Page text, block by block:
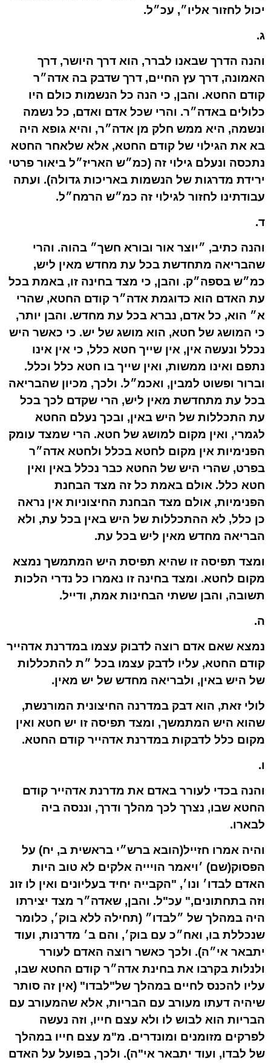
יכול לחזור אליו״, עכ״ל.
ג.
והנה הדרך שבאנו לברר, הוא דרך היושר, דרך
האמונה, דרך עץ החיים, דרך שדבק בה אדה״ר
קודם החטא. והבן, כי הנה כל הנשמות כולם היו
כלולים באדה״ר. והרי שכל אדם ואדם, כל נשמה
ונשמה, היא ממש חלק מן אדה״ר, והיא גופא היה
בא את הגילוי של קודם החטא, אלא שלאחר החטא
נתכסה ונעלם גילוי זה (כמ״ש האריז״ל ביאור פרטי
ירידת מדרגות של הנשמות באריכות גדולה). ועתה
עבודתינו לחזור לגילוי זה כמ״ש הרמח״ל.
ד.
והנה כתיב, ״יוצר אור ובורא חשך״ בהוה. והרי
שהבריאה מתחדשת בכל עת מחדש מאין ליש,
כמ״ש בספה״ק. והבן, כי מצד בחינה זו, באמת בכל
עת האדם הוא כדוגמת אדה״ר קודם החטא, שהרי
א״ הוא, כל אדם, נברא בכל עת מחדש. והבן יותר,
כי המושג של חטא, הוא מושג של יש. כי כאשר היש
נכלל ונעשה אין, אין שייך חטא כלל, כי אין אינו
נתפם ואינו ממשות, ואין שייך בו חטא כלל וכלל.
וברור ופשוט למבין, ואכמ״ל. ולכך, מכיון שהבריאה
בכל עת מתחדשת מאין ליש, הרי שקדם לכך בכל
עת התכללות של היש באין, ובכך נעלם החטא
לגמרי, ואין מקום למושג של חטא. הרי שמצד עומק
הפנימיות אין מקום לחטא בכלל ולחטא אדה״ר
בפרט, שהרי היש של החטא כבר נכלל באין ואין
חטא כלל. אולם באמת כל זה מצד הבחנת
הפנימיות, אולם מצד הבחנת החיצוניות אין נראה
כן כלל, לא ההתכללות של היש באין בכל עת, ולא
הבריאה מחדש מאין ליש בכל עת.
ומצד תפיסה זו שהיא תפיסת היש המתמשך נמצא
מקום לחטא. ומצד בחינה זו נאמרו כל נדרי הלכות
תשובה, והבן ששתי הבחינות אמת, ודייל.
ה.
נמצא שאם אדם רוצה לדבוק עצמו במדרנת אדהייר
קודם החטא, עליו לדבק עצמו בכל ״ת להתכללות
של היש באין, ולבריאה מחדש של יש מאין.
לולי זאת, הוא דבק במדרנה החיצונית המורנשת,
שהוא היש המתמשך, ומצד תפיסה זו יש חטא ואין
מקום כלל לדבקות במדרנת אדהייר קודם החטא.
ו.
והנה בכדי לעורר באדם את מדרנת אדהייר קודם
החטא שבו, נצרך לכך מהלך ודרך, וננסה ביה
לבארו.
והיה אמרו חזייל(הובא ברש״י בראשית ב, יח) על
הפסוק(שם) ׳ויאמר הויייה אלקים לא טוב היות
האדם לבדו׳ ונו׳, "הקבייה יחיד בעליונים ואין לו זונ
וזה בתחתונים," עכ"ל. והבן, שאדה״ר מצד יצירתו
היה במהלך של ״לבדו״ (תחילה ללא בוק׳, כלומר
שנכללת בו, ואח״כ עם בוק׳, והם ב׳ מדרנות, ועוד
יתבאר אי״ה). ולכך כאשר רוצה האדם לעורר
ולנלות בקרבו את בחינת אדה״ר קודם החטא שבו,
עליו להכנס לחיים במהלך של"לבדו" (אין זה סותר
שיהיה דעתו מעורב עם הבריות, אלא שהמעורב עם
הבריות הוא לבוש לו ולא עצם חייו, וזה נעשה
לפרקים מזומנים ומונדרים. מ"מ עצם חייו במהלך
של לבדו, ועוד יתבאר אי"ה). ולכך, בפועל על האדם